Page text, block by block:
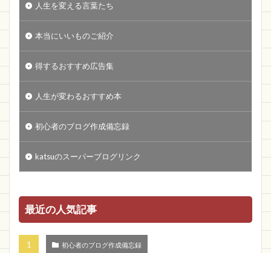
人生を変える言葉たち
本当にいいものご紹介
得するおすすめ広告集
人生が変わるおすすめ本
初心者のブログ作成備忘録
katsuのスーパーブログリンク
最近の人気記事
初心者のブログ作成備忘録